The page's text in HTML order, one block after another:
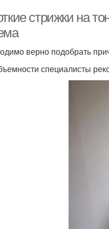
стрижки на
верно подобрать
специалисты